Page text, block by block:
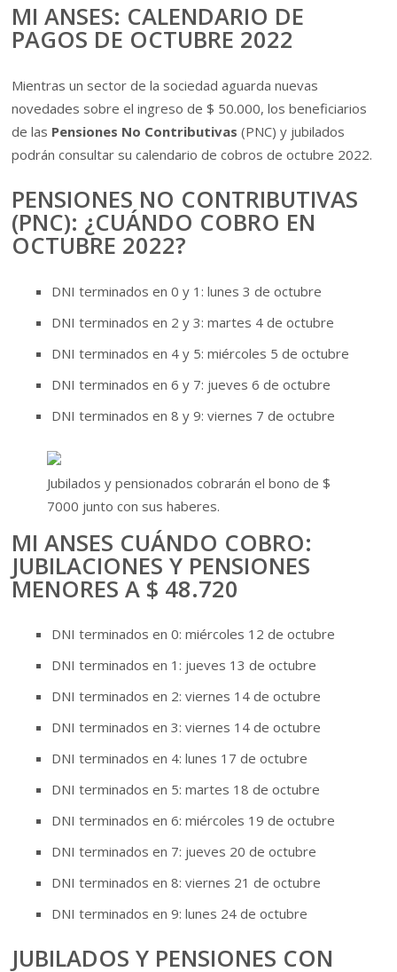
MI ANSES: CALENDARIO DE
PAGOS DE OCTUBRE 2022
Mientras un sector de la sociedad aguarda nuevas
novedades sobre el ingreso de $ 50.000, los beneficiarios
de las Pensiones No Contributivas (PNC) y jubilados
podrán consultar su calendario de cobros de octubre 2022.
PENSIONES NO CONTRIBUTIVAS
(PNC): ¿CUÁNDO COBRO EN
OCTUBRE 2022?
DNI terminados en 0 y 1: lunes 3 de octubre
DNI terminados en 2 y 3: martes 4 de octubre
DNI terminados en 4 y 5: miércoles 5 de octubre
DNI terminados en 6 y 7: jueves 6 de octubre
DNI terminados en 8 y 9: viernes 7 de octubre
Jubilados y pensionados cobrarán el bono de $
7000 junto con sus haberes.
MI ANSES CUÁNDO COBRO:
JUBILACIONES Y PENSIONES
MENORES A $ 48.720
DNI terminados en 0: miércoles 12 de octubre
DNI terminados en 1: jueves 13 de octubre
DNI terminados en 2: viernes 14 de octubre
DNI terminados en 3: viernes 14 de octubre
DNI terminados en 4: lunes 17 de octubre
DNI terminados en 5: martes 18 de octubre
DNI terminados en 6: miércoles 19 de octubre
DNI terminados en 7: jueves 20 de octubre
DNI terminados en 8: viernes 21 de octubre
DNI terminados en 9: lunes 24 de octubre
JUBILADOS Y PENSIONES CON